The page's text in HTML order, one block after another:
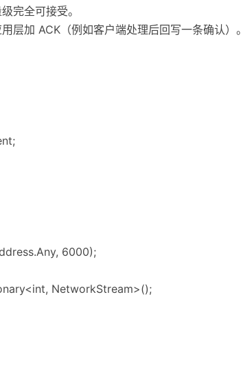
完全可接受。
层加 ACK（例如客户端处理后回写一条确认）。
6000);
NetworkStream>();